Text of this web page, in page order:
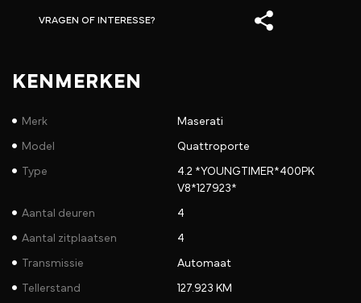
VRAGEN OF INTERESSE?
KENMERKEN
Merk Maserati
Model Quattroporte
Type
4.2 *YOUNGTIMER*400PK
V8*127923*
Aantal deuren 4
Aantal zitplaatsen 4
Transmissie Automaat
Tellerstand 127.923 KM